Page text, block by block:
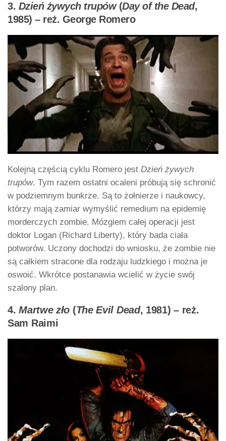
3. Dzień żywych trupów(Day of the Dead,
1985) – reż. George Romero
Kolejną częścią cyklu Romero jest Dzień żywych
trupów. Tym razem ostatni ocaleni próbują się schronić
w podziemnym bunkrze. Są to żołnierze i naukowcy,
którzy mają zamiar wymyślić remedium na epidemię
morderczych zombie. Mózgiem całej operacji jest
doktor Logan (Richard Liberty), który bada ciała
potworów. Uczony dochodzi do wniosku, że zombie nie
są całkiem stracone dla rodzaju ludzkiego i można je
oswoić. Wkrótce postanawia wcielić w życie swój
szalony plan.
4.Martwe zło (The Evil Dead, 1981) – reż.
Sam Raimi